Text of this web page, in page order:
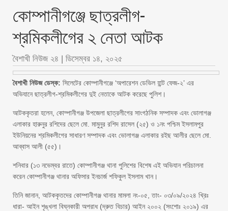
কোম্পানীগঞ্জে ছাত্রলীগ-
শ্রমিকলীগের ২ নেতা আটক
বৈশাখী নিউজ ২৪ | ডিসেম্বর ১৪, ২০২৫
বৈশাখী নিউজ ডেস্ক: ‎সিলেটের কোম্পানীগঞ্জে ‘অপারেশন ডেভিল হান্ট ফেজ-২’ এর
অভিযানে ছাত্রলীগ-শ্রমিকলীগের দুই নেতাকে আটক করেছে পুলিশ।
আটককৃতরা হলেন, ‎কোম্পানীগঞ্জ উপজেলা ছাত্রলীগের সাংগঠনিক সম্পাদক এবং ভোলাগঞ্জ
এলাকার হারুনুর রশিদের ছেলে মো. মামুনুর রশিদ রাসেল (২৫) ও ১নং পশ্চিম ইসলামপুর
ইউনিয়নের শ্রমিকলীগের সাধারণ সম্পাদক এবং ভোলাগঞ্জ এলাকার রইছ আলীর ছেলে মো.
আব্বাস আলী (৫৫)।
শনিবার (১৩ নভেম্বর রাতে) কোম্পানীগঞ্জ থানা পুলিশের বিশেষ এই অভিযান পরিচালনা
করেন কোম্পানীগঞ্জ থানার অফিসার ইনচার্জ শফিকুল ইসলাম খান।
তিনি জানান, ‎আটককৃতদের কোম্পানীগঞ্জ থানার মামলা নং-০৫, তাং- ০৩/০৯/২০২৪ খ্রিঃ
ধারা- আইন শৃঙ্খলা বিঘ্নকারী অপরাধ (দ্রুত বিচার) আইন ২০০২ (সংশোঃ ২০১৯) এর